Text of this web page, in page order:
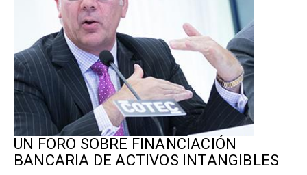
UN FORO SOBRE FINANCIACIÓN
BANCARIA DE ACTIVOS INTANGIBLES